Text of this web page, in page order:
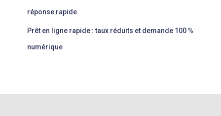
réponse rapide
Prêt en ligne rapide : taux réduits et demande 100 %
numérique